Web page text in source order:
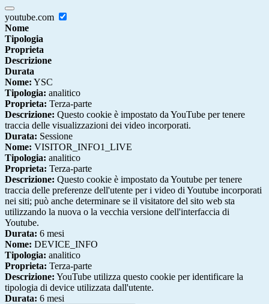
youtube.com
Nome
Tipologia
Proprieta
Descrizione
Durata
Nome: YSC
Tipologia: analitico
Proprieta: Terza-parte
Descrizione: Questo cookie è impostato da YouTube per tenere
traccia delle visualizzazioni dei video incorporati.
Durata: Sessione
Nome: VISITOR_INFO1_LIVE
Tipologia: analitico
Proprieta: Terza-parte
Descrizione: Questo cookie è impostato da Youtube per tenere
traccia delle preferenze dell'utente per i video di Youtube incorporati
nei siti; può anche determinare se il visitatore del sito web sta
utilizzando la nuova o la vecchia versione dell'interfaccia di
Youtube.
Durata: 6 mesi
Nome: DEVICE_INFO
Tipologia: analitico
Proprieta: Terza-parte
Descrizione: YouTube utilizza questo cookie per identificare la
tipologia di device utilizzata dall'utente.
Durata: 6 mesi